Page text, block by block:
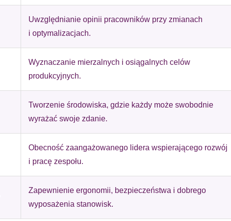
Uwzględnianie opinii pracowników przy zmianach
i optymalizacjach.
Wyznaczanie mierzalnych i osiągalnych celów
produkcyjnych.
Tworzenie środowiska, gdzie każdy może swobodnie
wyrażać swoje zdanie.
Obecność zaangażowanego lidera wspierającego rozwój
i pracę zespołu.
Zapewnienie ergonomii, bezpieczeństwa i dobrego
wyposażenia stanowisk.
gromadząc i zgłaszając anonimowe informacje.
pliki cookie stosowane są w celu śledzenia użytkowników na
które są istotne i interesujące dla poszczególnych użytkowników i tym
strony trzeciej.
pliki cookie, to pliki, które są w procesie klasyfikowania, wraz z
Odrzuć Zapisz moje preferencje